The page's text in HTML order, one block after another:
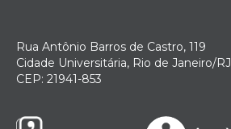
Rua Antônio Barros de Castro, 119
Cidade Universitária, Rio de Janeiro/RJ
CEP: 21941-853